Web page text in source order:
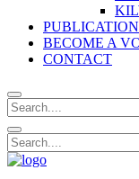
BECOME A
CONTACT